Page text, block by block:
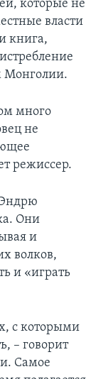
которые не
власти
книга,
Монголии.
много
не
режиссер.
Они
и
волков,
и «играть
с которыми
– говорит
Самое